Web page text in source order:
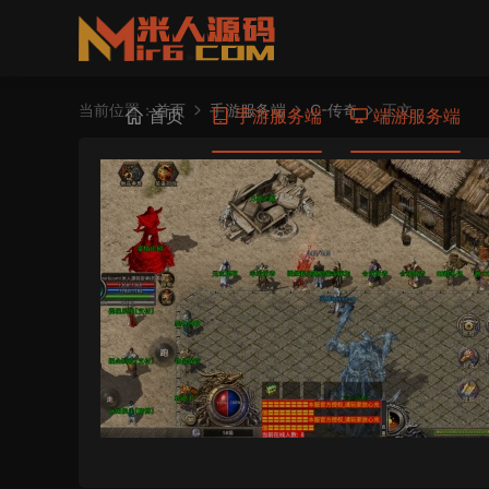
首页 手游服务端 端游服务端
当前位置：首页 手游服务端 C-传奇 正文